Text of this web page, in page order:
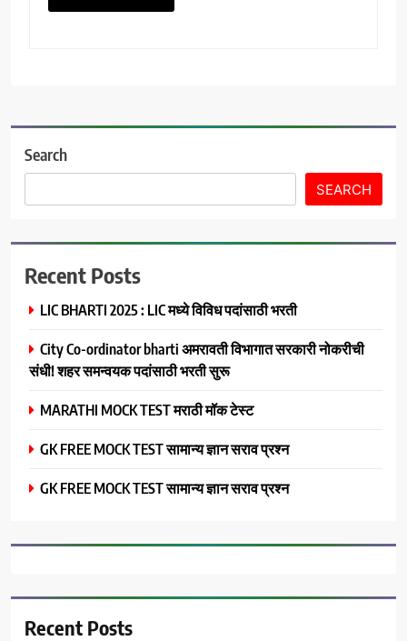
Search
SEARCH
Recent Posts
LIC BHARTI 2025 : LIC मध्ये विविध पदांसाठी भरती
City Co-ordinator bharti अमरावती विभागात सरकारी नोकरीची
संधी! शहर समन्वयक पदांसाठी भरती सुरू
MARATHI MOCK TEST मराठी मॉक टेस्ट
GK FREE MOCK TEST सामान्य ज्ञान सराव प्रश्न
GK FREE MOCK TEST सामान्य ज्ञान सराव प्रश्न
Recent Posts